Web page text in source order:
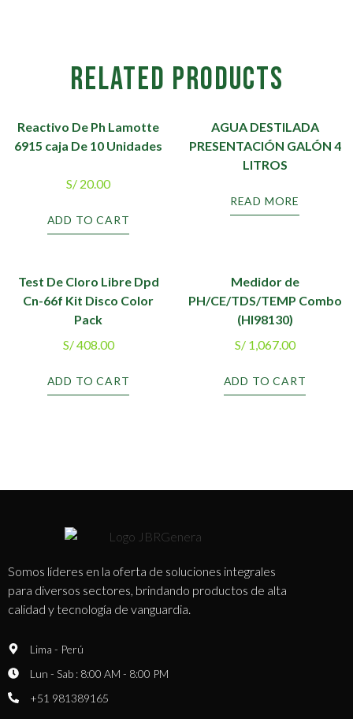
RELATED PRODUCTS
Reactivo De Ph Lamotte
6915 caja De 10 Unidades
S/ 20.00
ADD TO CART
AGUA DESTILADA
PRESENTACIÓN GALÓN 4
LITROS
READ MORE
Test De Cloro Libre Dpd
Cn-66f Kit Disco Color
Pack
S/408.00
ADD TO CART
Medidor de
PH/CE/TDS/TEMP Combo
(HI98130)
S/1,067.00
ADD TO CART
Somos líderes en la oferta de soluciones integrales
para diversos sectores, brindando productos de alta
calidad y tecnología de vanguardia.
Lima - Perú
Lun - Sab : 8:00 AM - 8:00 PM
+51 981389165​